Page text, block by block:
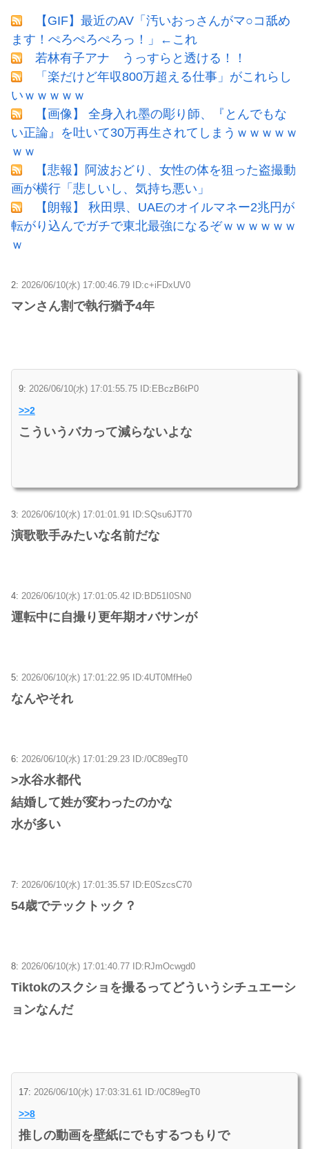
【GIF】最近のAV「汚いおっさんがマ○コ舐め
ます！ぺろぺろぺろっ！」←これ
若林有子アナ うっすらと透ける！！
「楽だけど年収800万超える仕事」がこれらし
いｗｗｗｗｗ
【画像】 全身入れ墨の彫り師、『とんでもな
い正論』を吐いて30万再生されてしまうｗｗｗｗｗ
ｗｗ
【悲報】阿波おどり、女性の体を狙った盗撮動
画が横行「悲しいし、気持ち悪い」
【朗報】 秋田県、UAEのオイルマネー2兆円が
転がり込んでガチで東北最強になるぞｗｗｗｗｗｗ
ｗ
2: 2026/06/10(水) 17:00:46.79 ID:c+iFDxUV0
マンさん割で執行猶予4年
9: 2026/06/10(水) 17:01:55.75 ID:EBczB6tP0
>>2
こういうバカって減らないよな
3: 2026/06/10(水) 17:01:01.91 ID:SQsu6JT70
演歌歌手みたいな名前だな
4: 2026/06/10(水) 17:01:05.42 ID:BD51I0SN0
運転中に自撮り更年期オバサンが
5: 2026/06/10(水) 17:01:22.95 ID:4UT0MfHe0
なんやそれ
6: 2026/06/10(水) 17:01:29.23 ID:/0C89egT0
>水谷水都代
結婚して姓が変わったのかな
水が多い
7: 2026/06/10(水) 17:01:35.57 ID:E0SzcsC70
54歳でテックトック？
8: 2026/06/10(水) 17:01:40.77 ID:RJmOcwgd0
Tiktokのスクショを撮るってどういうシチュエーシ
ョンなんだ
17: 2026/06/10(水) 17:03:31.61 ID:/0C89egT0
>>8
推しの動画を壁紙にでもするつもりで